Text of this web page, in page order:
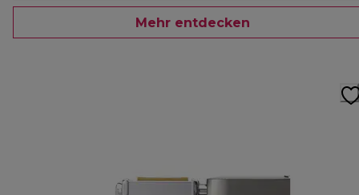
Mehr entdecken